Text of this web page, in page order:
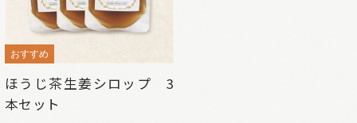
おすすめ
ほうじ茶生姜シロップ 3
本セット